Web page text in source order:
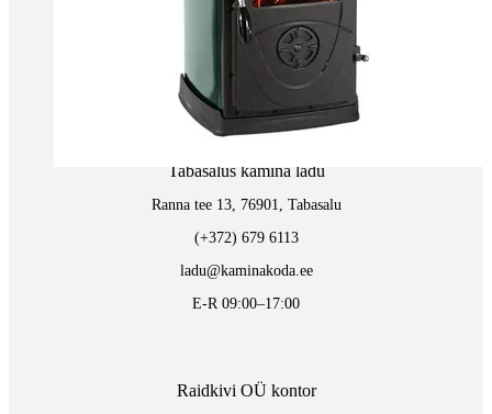
(+372) 747 7107
vaino@raidkivi.ee
E-R 09:00–17:00
Tabasalus kamina ladu
Ranna tee 13, 76901, Tabasalu
(+372) 679 6113
ladu@kaminakoda.ee
E-R 09:00–17:00
Raidkivi OÜ kontor